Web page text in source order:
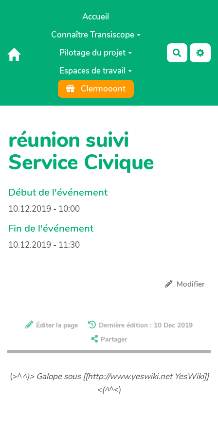
Aller au contenu principal
Accueil
Connaître Transiscope
Pilotage du projet
Espaces de travail
Clermooont
réunion suivi
Service Civique
Début de l'événement
10.12.2019 - 10:00
Fin de l'événement
10.12.2019 - 11:30
Modifier
Éditer la page
Dernière édition : 10 Dec 2019
Partager
(>^^)> Galope sous [[http://www.yeswiki.net YesWiki]]
<(^^<)